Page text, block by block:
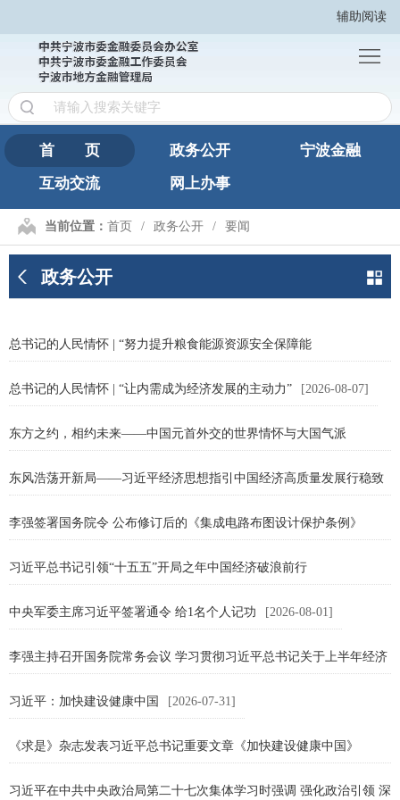
辅助阅读
务
公
宁
波
互 首 页 政务公开
宁波金融
互动交流
网上办事
当前位置： 首页 政务公开 要闻
政务公开
总书记的人民情怀 | “努力提升粮食能源资源安全保障能
力” [2026-08-08]
总书记的人民情怀 | “让内需成为经济发展的主动力” [2026-08-07]
东方之约，相约未来——中国元首外交的世界情怀与大国气派
[2026-08-06]
东风浩荡开新局——习近平经济思想指引中国经济高质量发展行稳致
远 [2026-08-04]
李强签署国务院令 公布修订后的《集成电路布图设计保护条例》
[2026-08-03]
习近平总书记引领“十五五”开局之年中国经济破浪前行
[2026-08-03]
中央军委主席习近平签署通令 给1名个人记功 [2026-08-01]
李强主持召开国务院常务会议 学习贯彻习近平总书记关于上半年经济
形势和做好下半年经... [2026-08-01]
习近平：加快建设健康中国 [2026-07-31]
《求是》杂志发表习近平总书记重要文章《加快建设健康中国》
[2026-07-31]
习近平在中共中央政治局第二十七次集体学习时强调 强化政治引领 深